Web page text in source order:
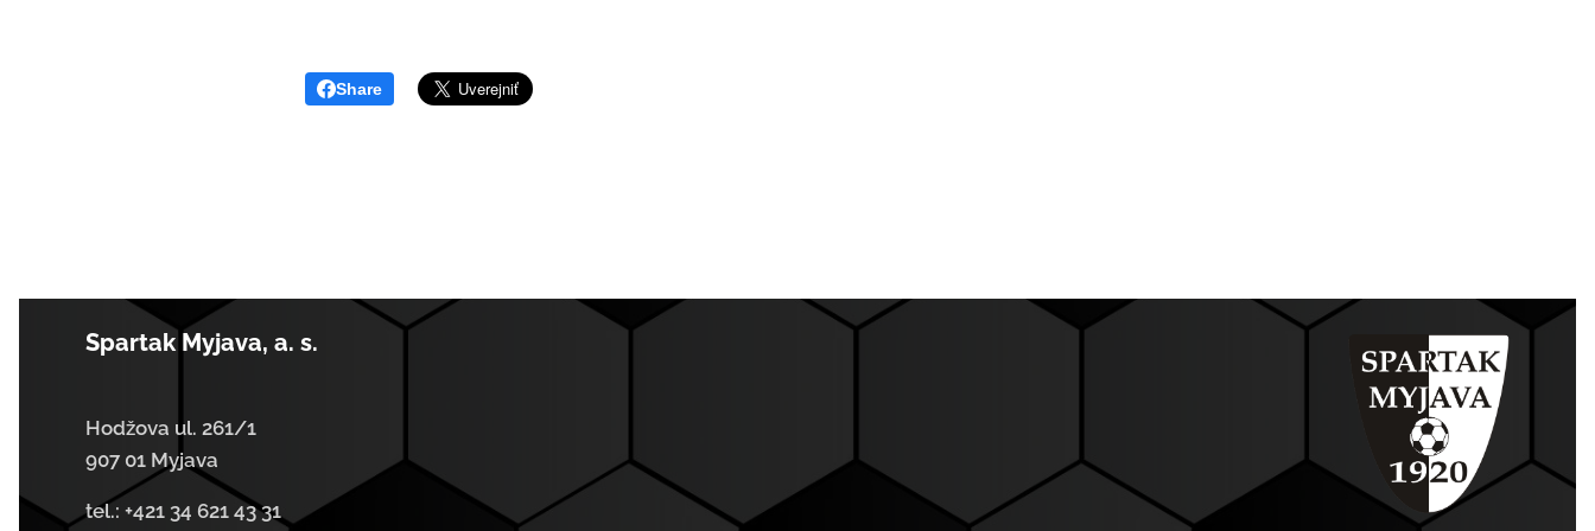
Share
Spartak Myjava, a. s.
Hodžova ul. 261/1
907 01 Myjava
tel.: +421 34 621 43 31